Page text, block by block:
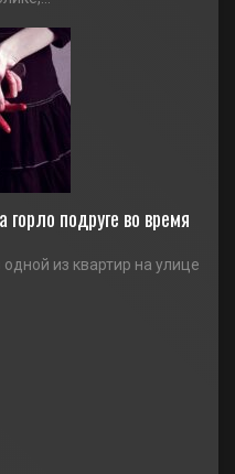
подруге во время
из квартир на улице